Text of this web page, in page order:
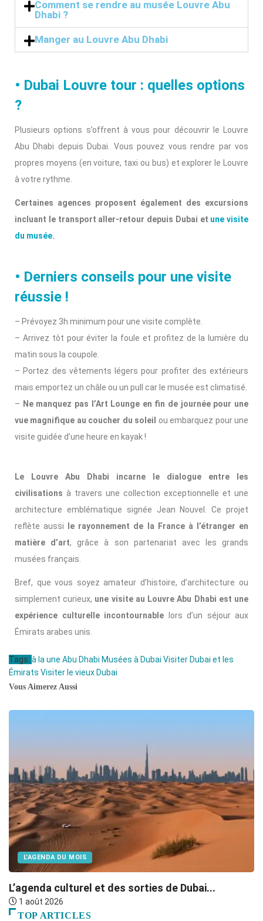
Comment se rendre au musée Louvre Abu
Dhabi ?
Manger au Louvre Abu Dhabi
• Dubai Louvre tour : quelles options
?
Plusieurs options s’offrent à vous pour découvrir le Louvre
Abu Dhabi depuis Dubai. Vous pouvez vous rendre par vos
propres moyens (en voiture, taxi ou bus) et explorer le Louvre
à votre rythme.
Certaines agences proposent également des excursions
incluant le transport aller-retour depuis Dubai et une visite
du musée.
• Derniers conseils pour une visite
réussie !
– Prévoyez 3h minimum pour une visite complète.
– Arrivez tôt pour éviter la foule et profitez de la lumière du
matin sous la coupole.
– Portez des vêtements légers pour profiter des extérieurs
mais emportez un châle ou un pull car le musée est climatisé.
– Ne manquez pas l’Art Lounge en fin de journée pour une
vue magnifique au coucher du soleil
ou embarquez pour une
visite guidée d’une heure en kayak !
Le Louvre Abu Dhabi incarne le dialogue entre les
civilisations à travers une collection exceptionnelle et une
architecture emblématique signée Jean Nouvel. Ce projet
reflète aussi
le rayonnement de la France à l’étranger en
matière d’art, grâce à son partenariat avec les grands
musées français.
Bref, que vous soyez amateur d’histoire, d’architecture ou
simplement curieux, une visite au Louvre Abu Dhabi est une
expérience culturelle incontournable lors d’un séjour aux
Émirats arabes unis.
Tags: à la une Abu Dhabi Musées à Dubai Visiter Dubai et les
Émirats Visiter le vieux Dubai
Vous Aimerez Aussi
L'AGENDA DU MOIS
L’agenda culturel et des sorties de Dubai...
1 août 2026
TOP ARTICLES